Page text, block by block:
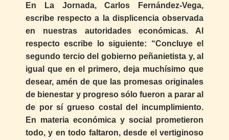
En La Jornada, Carlos Fernández-Vega,
escribe respecto a la displicencia observada
en nuestras autoridades económicas. Al
respecto escribe lo siguiente: “Concluye el
segundo tercio del gobierno peñanietista y, al
igual que en el primero, deja muchísimo que
desear, amén de que las promesas originales
de bienestar y progreso sólo fueron a parar al
de por sí grueso costal del incumplimiento.
En materia económica y social prometieron
todo, y en todo faltaron, desde el vertiginoso